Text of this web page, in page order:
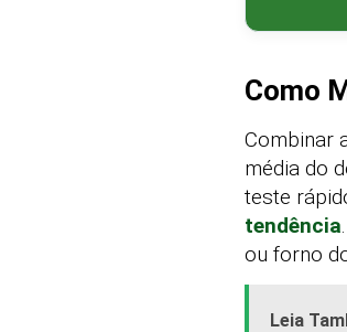
Como
Combinar
média do
teste
tendência
ou forno
Leia